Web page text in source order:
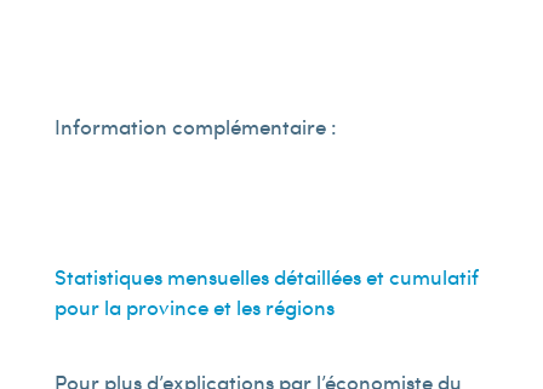
Information complémentaire :
Statistiques mensuelles détaillées et cumulatif
pour la province et les régions
Pour plus d’explications par l’économiste du